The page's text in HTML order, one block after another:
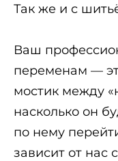
Так же и с
Ваш
переменам —
мостик между
насколько он
по нему
зависит от нас